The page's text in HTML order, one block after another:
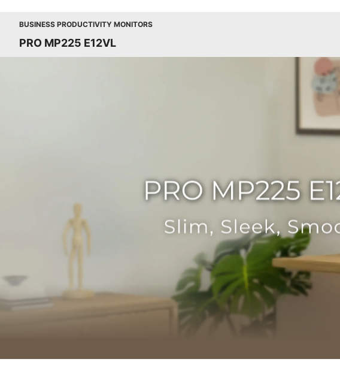
BUSINESS PRODUCTIVITY MONITORS
PRO MP225 E12VL